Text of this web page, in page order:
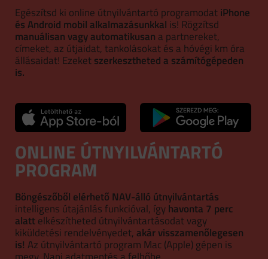
Egészítsd ki online útnyilvántartó programodatiPhone
és Android mobil alkalmazásunkkal is! Rögzítsd
manuálisan vagy automatikusan a partnereket,
címeket, az útjaidat, tankolásokat és a hóvégi km óra
állásaidat! Ezeketszerkesztheted a számítógépeden
is.
ONLINE ÚTNYILVÁNTARTÓ
PROGRAM
Böngészőből elérhető NAV-álló útnyilvántartás
intelligens útajánlás funkcióval, ígyhavonta 7 perc
alattelkészítheted útnyilvántartásodat vagy
kiküldetési rendelvényedet,akár visszamenőlegesen
is! Az útnyilvántartó program Mac (Apple) gépen is